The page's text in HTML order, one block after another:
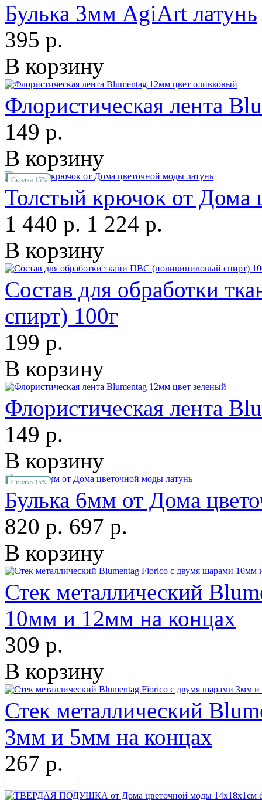
Булька 3мм AgiArt латунь
395 р.
В корзину
Флористическая лента
149 р.
В корзину
Скидка 15%
Толстый крючок от Дома
1 440 р. 1 224 р.
В корзину
Состав для обработки
спирт) 100г
199 р.
В корзину
Флористическая лента
149 р.
В корзину
Скидка 15%
Булька 6мм от Дома
820 р. 697 р.
В корзину
Стек металлический
10мм и 12мм на концах
309 р.
В корзину
Стек металлический
3мм и 5мм на концах
267 р.